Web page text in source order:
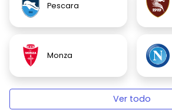
Pescara
Monza
Ver todo